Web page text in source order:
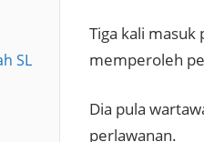
Tiga kali masuk
memperoleh
Dia pula
perlawanan.
SL